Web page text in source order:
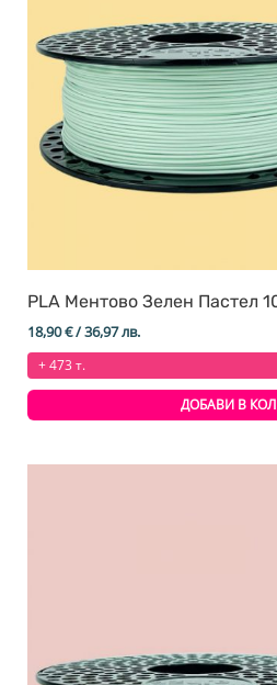
PLA Ментово Зелен Пастел
18,90€/ 36,97 лв.
+ 473 т.
ДОБАВИ В